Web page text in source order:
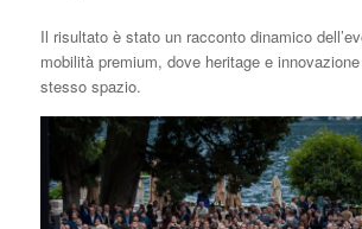
Il risultato è stato un racconto dinamico
mobilità premium, dove heritage e
stesso spazio.